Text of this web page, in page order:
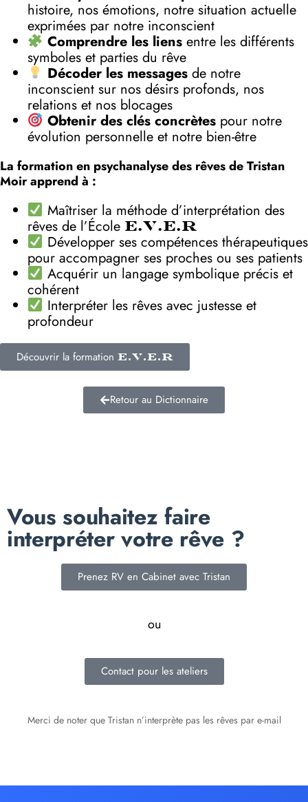
histoire, nos émotions, notre situation actuelle
exprimées par notre inconscient
Comprendre les liensentre les différents
symboles et parties du rêve
Décoder les messagesde notre
inconscient sur nos désirs profonds, nos
relations et nos blocages
Obtenir des clés concrètespour notre
évolution personnelle et notre bien-être
La formation en psychanalyse des rêves de Tristan
Moir apprend à :
Maîtriser la méthode d’interprétation des
rêves de l’École E.V.E.R
Développer ses compétences thérapeutiques
pour accompagner ses proches ou ses patients
Acquérir un langage symbolique précis et
cohérent
Interpréter les rêves avec justesse et
profondeur
Découvrir la formation E.V.E.R
Retour au Dictionnaire
Vous souhaitez faire
interpréter votre rêve ?
Prenez RV en Cabinet avec Tristan
ou
Contact pour les ateliers
Merci de noter que Tristan n’interprète pas les rêves par e-mail